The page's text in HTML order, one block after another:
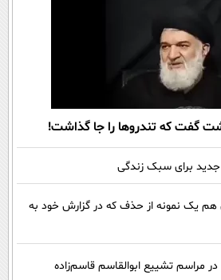
گفت که تندروها را جا گذاشت!
جدید برای سبک زندگی
هم یک نمونه از حذف که در گزارش خود به
مراسم تشییع ابوالقاسم قاسم‌زاده